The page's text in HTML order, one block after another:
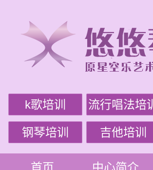
k歌培训 流行唱法培训
钢琴培训 吉他培训
首页 中心简介